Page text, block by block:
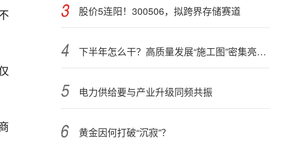
股价5连阳！300506，拟跨界存储赛道
下半年怎么干？高质量发展“施工图”密集亮相 聚焦主业提质增效 国资央企向AI要动能
电力供给要与产业升级同频共振
黄金因何打破“沉寂”？